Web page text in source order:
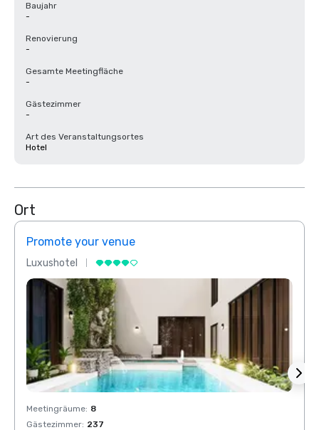
Baujahr
-
Renovierung
-
Gesamte Meetingfläche
-
Gästezimmer
-
Art des Veranstaltungsortes
Hotel
Ort
Promote your venue
Luxushotel
Meetingräume: 8
Gästezimmer: 237